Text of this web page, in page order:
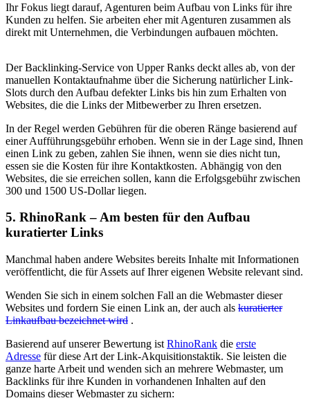
Ihr Fokus liegt darauf, Agenturen beim Aufbau von Links für ihre
Kunden zu helfen. Sie arbeiten eher mit Agenturen zusammen als
direkt mit Unternehmen, die Verbindungen aufbauen möchten.
Der Backlinking-Service von Upper Ranks deckt alles ab, von der
manuellen Kontaktaufnahme über die Sicherung natürlicher Link-
Slots durch den Aufbau defekter Links bis hin zum Erhalten von
Websites, die die Links der Mitbewerber zu Ihren ersetzen.
In der Regel werden Gebühren für die oberen Ränge basierend auf
einer Aufführungsgebühr erhoben. Wenn sie in der Lage sind, Ihnen
einen Link zu geben, zahlen Sie ihnen, wenn sie dies nicht tun,
essen sie die Kosten für ihre Kontaktkosten. Abhängig von den
Websites, die sie erreichen sollen, kann die Erfolgsgebühr zwischen
300 und 1500 US-Dollar liegen.
5. RhinoRank – Am besten für den Aufbau
kuratierter Links
Manchmal haben andere Websites bereits Inhalte mit Informationen
veröffentlicht, die für Assets auf Ihrer eigenen Website relevant sind.
Wenden Sie sich in einem solchen Fall an die Webmaster dieser
Websites und fordern Sie einen Link an, der auch als kuratierter
Linkaufbau bezeichnet wird .
Basierend auf unserer Bewertung ist RhinoRank die erste
Adresse für diese Art der Link-Akquisitionstaktik. Sie leisten die
ganze harte Arbeit und wenden sich an mehrere Webmaster, um
Backlinks für ihre Kunden in vorhandenen Inhalten auf den
Domains dieser Webmaster zu sichern: